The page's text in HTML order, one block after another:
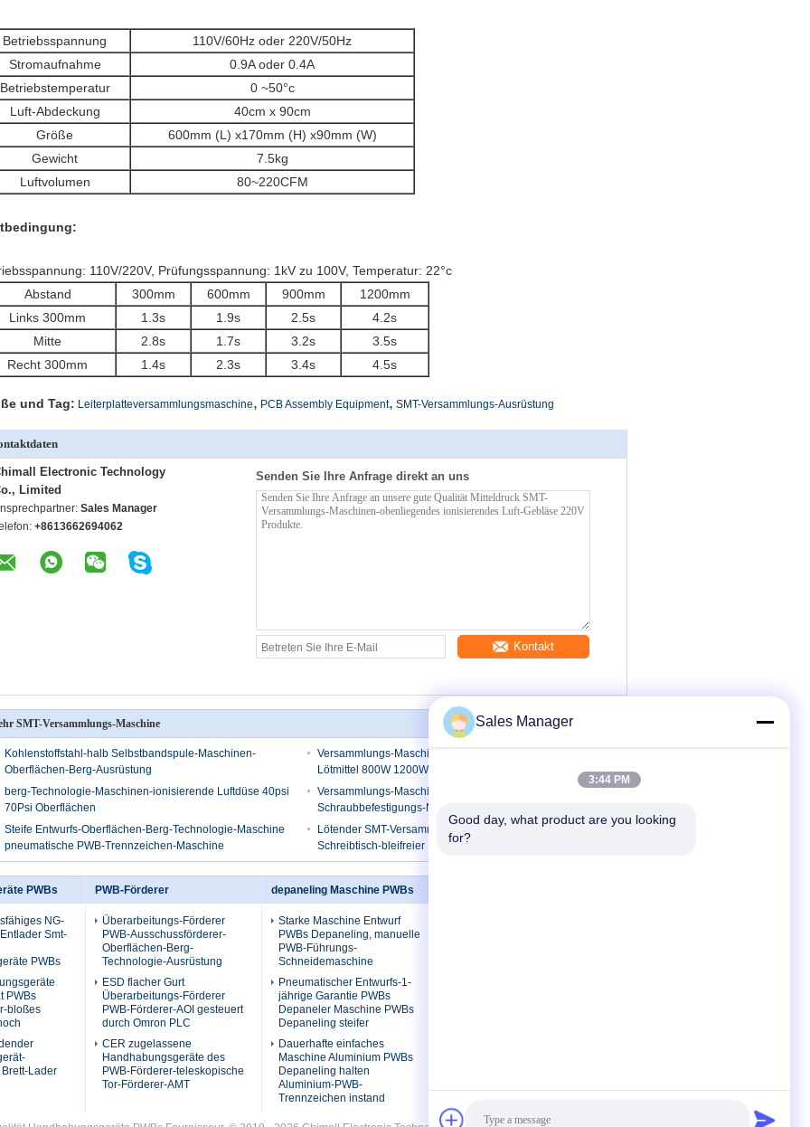
Betriebsspannung
110V/60Hz oder 220V/50Hz
Stromaufnahme
0.9A oder 0.4A
Betriebstemperatur
0 ~50°c
Luft-Abdeckung
40cm x 90cm
Größe
600mm (L) x170mm (H) x90mm (W)
Gewicht
7.5kg
Luftvolumen
80~220CFM
110V/220V, Prüfungsspannung: 1kV zu 100V, Temperatur: 22°c
Abstand
300mm 600mm 900mm
1200mm
Links 300mm
1.3s 1.9s 2.5s
4.2s
Mitte
2.8s 1.7s 3.2s
3.5s
Recht 300mm
1.4s 2.3s 3.4s 4.5s
und Tag: Leiterplatteversammlungsmaschine, PCB Assembly Equipment, SMT-Versammlungs-Ausrüstung
Electronic Technology
Limited
Sales Manager
+8613662694062
Senden Sie Ihre Anfrage direkt an uns
Kontakt
SMT-Versammlungs-Maschine
Kohlenstoffstahl-halb Selbstbandspule-Maschinen-
Oberflächen-Berg-Ausrüstung
Versammlungs-Maschinen-Oberflächenberg-bleifreies
Lötmittel 800W 1200W 2000W SMT
berg-Technologie-Maschinen-ionisierende Luftdüse 40psi
70Psi Oberflächen
Versammlungs-Maschinen-automatische
Schraubbefestigungs-Maschine 4 Äxte PWBs SMT
Steife Entwurfs-Oberflächen-Berg-Technologie-Maschine
pneumatische PWB-Trennzeichen-Maschine
Lötender SMT-Versammlungs-Maschine SMT-
Schreibtisch-bleifreier Rückflut-Ofen AC220V 50Hz
PWBs
NG-
Smt-
PWBs
PWBs
bloßes
Lader
PWB-Förderer
Überarbeitungs-Förderer
PWB-Ausschussförderer-
Oberflächen-Berg-
Technologie-Ausrüstung
ESD flacher Gurt
Überarbeitungs-Förderer
PWB-Förderer-AOI gesteuert
durch Omron PLC
CER zugelassene
Handhabungsgeräte des
PWB-Förderer-teleskopische
Tor-Förderer-AMT
depaneling Maschine PWBs
Starke Maschine Entwurf
PWBs Depaneling, manuelle
PWB-Führungs-
Schneidemaschine
Pneumatischer Entwurfs-1-
jährige Garantie PWBs
Depaneler Maschine PWBs
Depaneling steifer
Dauerhafte einfaches
Maschine Aluminium PWBs
Depaneling halten
Aluminium-PWB-
Trennzeichen instand
Sales Manager
3:44 PM
Good day, what product are you looking
for?